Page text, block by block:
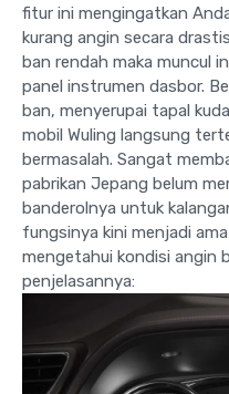
fitur ini mengingatkan
kurang angin secara
ban rendah maka muncul
panel instrumen dasbor.
ban, menyerupai tapal
mobil Wuling langsung
bermasalah. Sangat
pabrikan Jepang belum
banderolnya untuk
fungsinya kini menjadi
mengetahui kondisi angin
penjelasannya: